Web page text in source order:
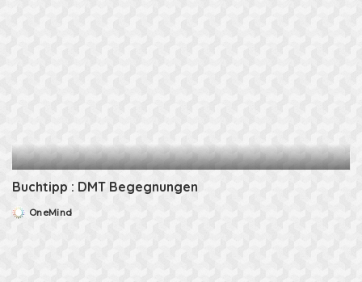
Buchtipp : DMT Begegnungen
PostedOneMind